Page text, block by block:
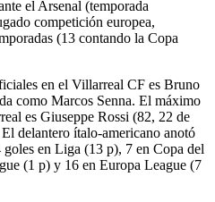
el Arsenal (temporada
competición europea,
(13 contando la Copa
en el Villarreal CF es Bruno
como Marcos Senna. El máximo
es Giuseppe Rossi (82, 22 de
delantero ítalo-americano anotó
en Liga (13 p), 7 en Copa del
(1 p) y 16 en Europa League (7